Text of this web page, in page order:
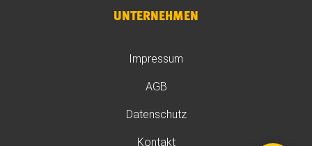
UNTERNEHMEN
Impressum
AGB
Datenschutz
Kontakt